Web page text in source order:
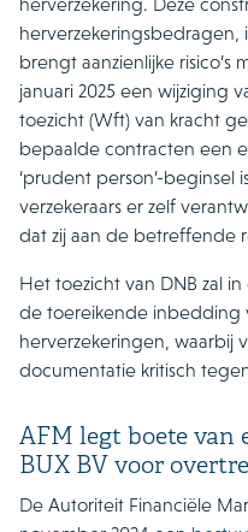
herverzekeringsbedragen,
brengt aanzienlijke risico’s
januari 2025 een wijziging
toezicht (Wft) van kracht
bepaalde contracten een
‘prudent person’-beginsel
verzekeraars er zelf
dat zij aan de betreffende
Het toezicht van DNB zal
de toereikende inbedding
herverzekeringen, waarbij
documentatie kritisch
AFM legt boete van
BUX BV voor
De Autoriteit Financiële